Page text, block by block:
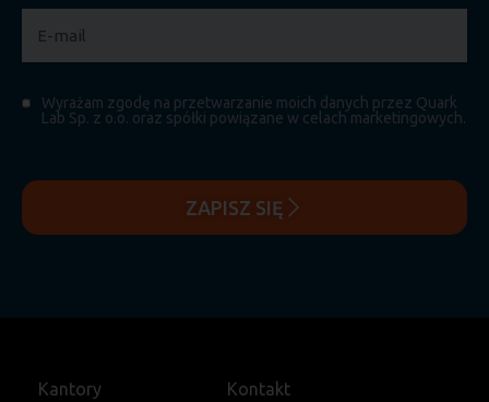
Wyrażam zgodę na przetwarzanie moich danych przez Quark
Lab Sp. z o.o. oraz spółki powiązane w celach marketingowych.
ZAPISZ SIĘ
Kantory
Kontakt